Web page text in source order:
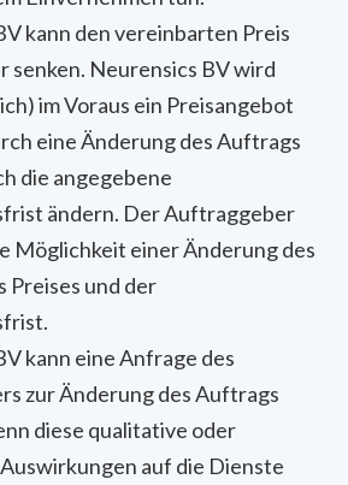
kann den vereinbarten Preis
senken. Neurensics BV wird
im Voraus ein Preisangebot
eine Änderung des Auftrags
die angegebene
ändern. Der Auftraggeber
Möglichkeit einer Änderung des
Preises und der
kann eine Anfrage des
zur Änderung des Auftrags
diese qualitative oder
auf die Dienste